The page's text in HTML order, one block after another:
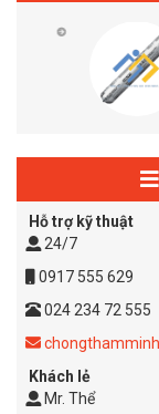
Hỗ trợ kỹ thuật
24/7
0917 555 629
024 234 72 555
Khách lẻ
Mr. Thể